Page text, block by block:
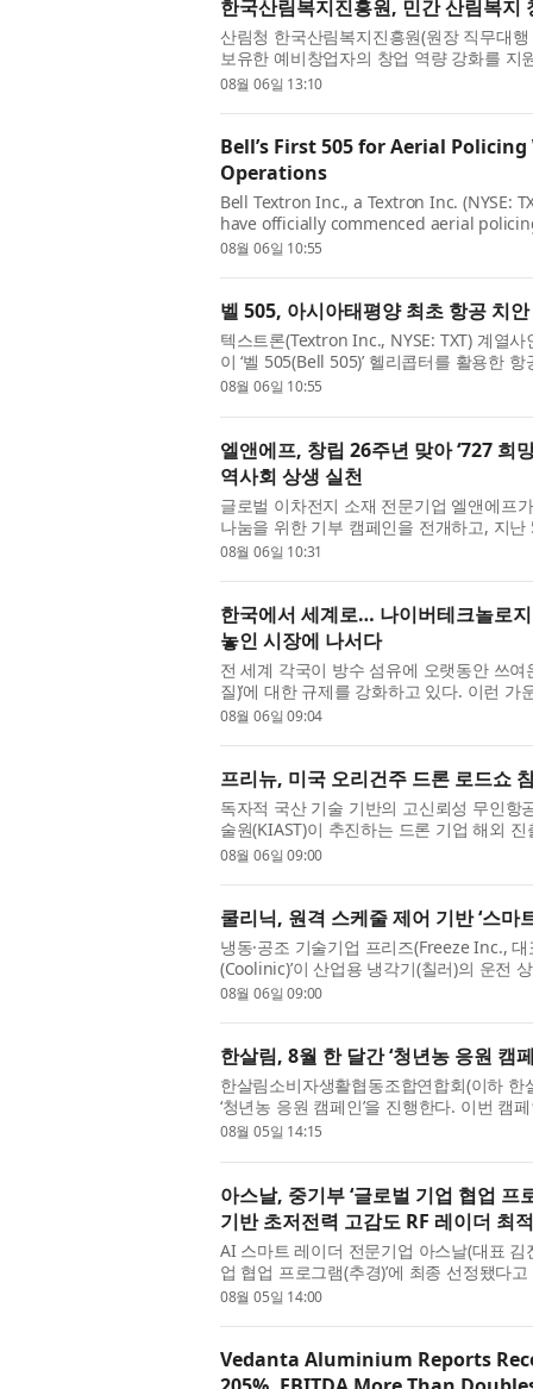
한국산림복지진흥원, 민간 산림복지
산림청 한국산림복지진흥원(원장 직무대
보유한 예비창업자의 창업 역량 강화를 지
FOR:SEED(예비창업패키지)’ 2차 참가기
08월 06일 13:10
Bell’s First 505 for Aerial
Operations
Bell Textron Inc., a Textron Inc. (NYSE:
have officially commenced aerial
landmark moment for aviation in the
08월 06일 10:55
벨 505, 아시아태평양 최초 항공 치
텍스트론(Textron Inc., NYSE: TXT) 계열
이 ‘벨 505(Bell 505)’ 헬리콥터를 활용한
시아태평양 지역 항공 분야의 역사적인 이
08월 06일 10:55
엘앤에프, 창립 26주년 맞아 ‘727 희
역사회 상생 실천
글로벌 이차전지 소재 전문기업 엘앤에프
나눔을 위한 기부 캠페인을 전개하고, 지
밝혔다. 이번 캠페인은 엘앤에프 본사 소
08월 06일 10:31
한국에서 세계로… 나이버테크놀로
놓인 시장에 나서다
전 세계 각국이 방수 섬유에 오랫동안 쓰여
질)’에 대한 규제를 강화하고 있다. 이런
가 성능 저하 없이 이 흐름에 대응할 수 있
08월 06일 09:04
프리뉴, 미국 오리건주 드론 로드쇼
독자적 국산 기술 기반의 고신뢰성 무인항
술원(KIAST)이 추진하는 드론 기업 해외
드쇼’에 참가해 북미 시장 판로 개척에 본
08월 06일 09:00
쿨리닉, 원격 스케줄 제어 기반 ‘스
냉동·공조 기술기업 프리즈(Freeze Inc.,
(Coolinic)’이 산업용 냉각기(칠러)의 운전
으로 자동 운전할 수 있는 ‘스마트 냉각기’
08월 06일 09:00
한살림, 8월 한 달간 ‘청년농 응원 캠
한살림소비자생활협동조합연합회(이하
‘청년농 응원 캠페인’을 진행한다. 이번
년농부가 직접 만나 교류하며 지속가능한
08월 05일 14:15
아스날, 중기부 ‘글로벌 기업 협업 프
기반 초저전력 고감도 RF 레이더 최
AI 스마트 레이더 전문기업 아스날(대표
업 협업 프로그램(추경)’에 최종 선정됐다
업이 세계적인 기술 기업과 협력해 혁신
08월 05일 14:00
Vedanta Aluminium Reports